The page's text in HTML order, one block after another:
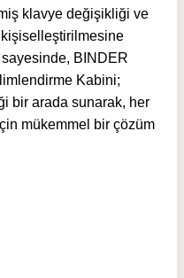
klavye değişikliği ve
BINDER
Kabini;
bir arada sunarak, her
mükemmel bir çözüm